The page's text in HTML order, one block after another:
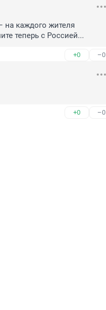
на каждого жителя
теперь с Россией...
+0 –0
+0 –0